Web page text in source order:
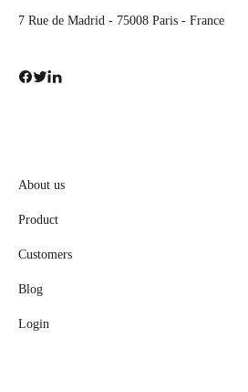
7 Rue de Madrid - 75008 Paris - France
About us
Product
Customers
Blog
Login